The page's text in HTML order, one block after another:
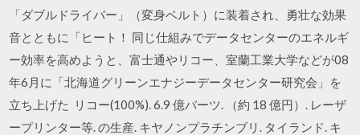
「ダブルドライバー」（変身ベルト）に装着され、勇壮な効果
音とともに「ヒート！ 同じ仕組みでデータセンターのエネルギ
ー効率を高めようと、富士通やリコー、室蘭工業大学などが08
年6月に「北海道グリーンエナジーデータセンター研究会」を
立ち上げた リコー(100%). 6.9 億バーツ. （約 18 億円）. レーザ
ープリンター等. の生産. キヤノンプラチンブリ. タイランド. キ